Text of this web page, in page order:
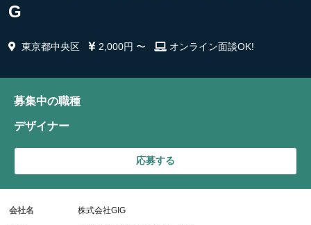
G
東京都中央区 2,000円 〜 オンライン面談OK!
募集中の職種
デザイナー
応募する
会社名 株式会社GIG